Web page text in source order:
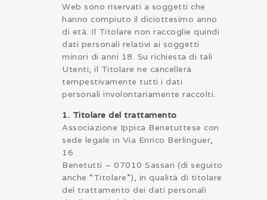
Web sono riservati a soggetti che
hanno compiuto il diciottesimo anno
di età. Il Titolare non raccoglie quindi
dati personali relativi ai soggetti
minori di anni 18. Su richiesta di tali
Utenti, il Titolare ne cancellerà
tempestivamente tutti i dati
personali involontariamente raccolti.
1. Titolare del trattamento
Associazione Ippica Benetuttese con
sede legale in Via Enrico Berlinguer,
16
Benetutti – 07010 Sassari (di seguito
anche “Titolare”), in qualità di titolare
del trattamento dei dati personali